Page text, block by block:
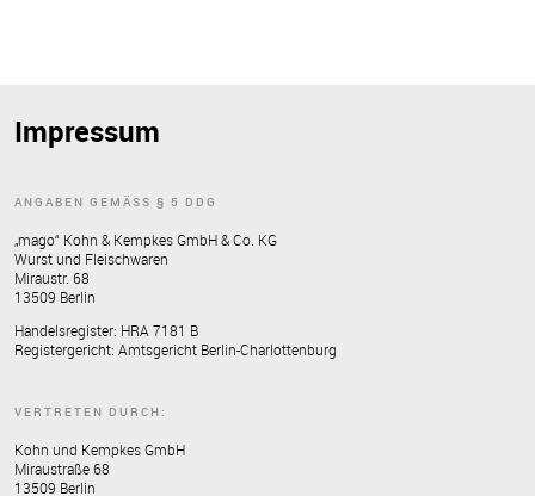
Impressum
ANGABEN GEMÄSS § 5 DDG
„mago“ Kohn & Kempkes GmbH & Co. KG
Wurst und Fleischwaren
Miraustr. 68
13509 Berlin
Handelsregister: HRA 7181 B
Registergericht: Amtsgericht Berlin-Charlottenburg
VERTRETEN DURCH:
Kohn und Kempkes GmbH
Miraustraße 68
13509 Berlin